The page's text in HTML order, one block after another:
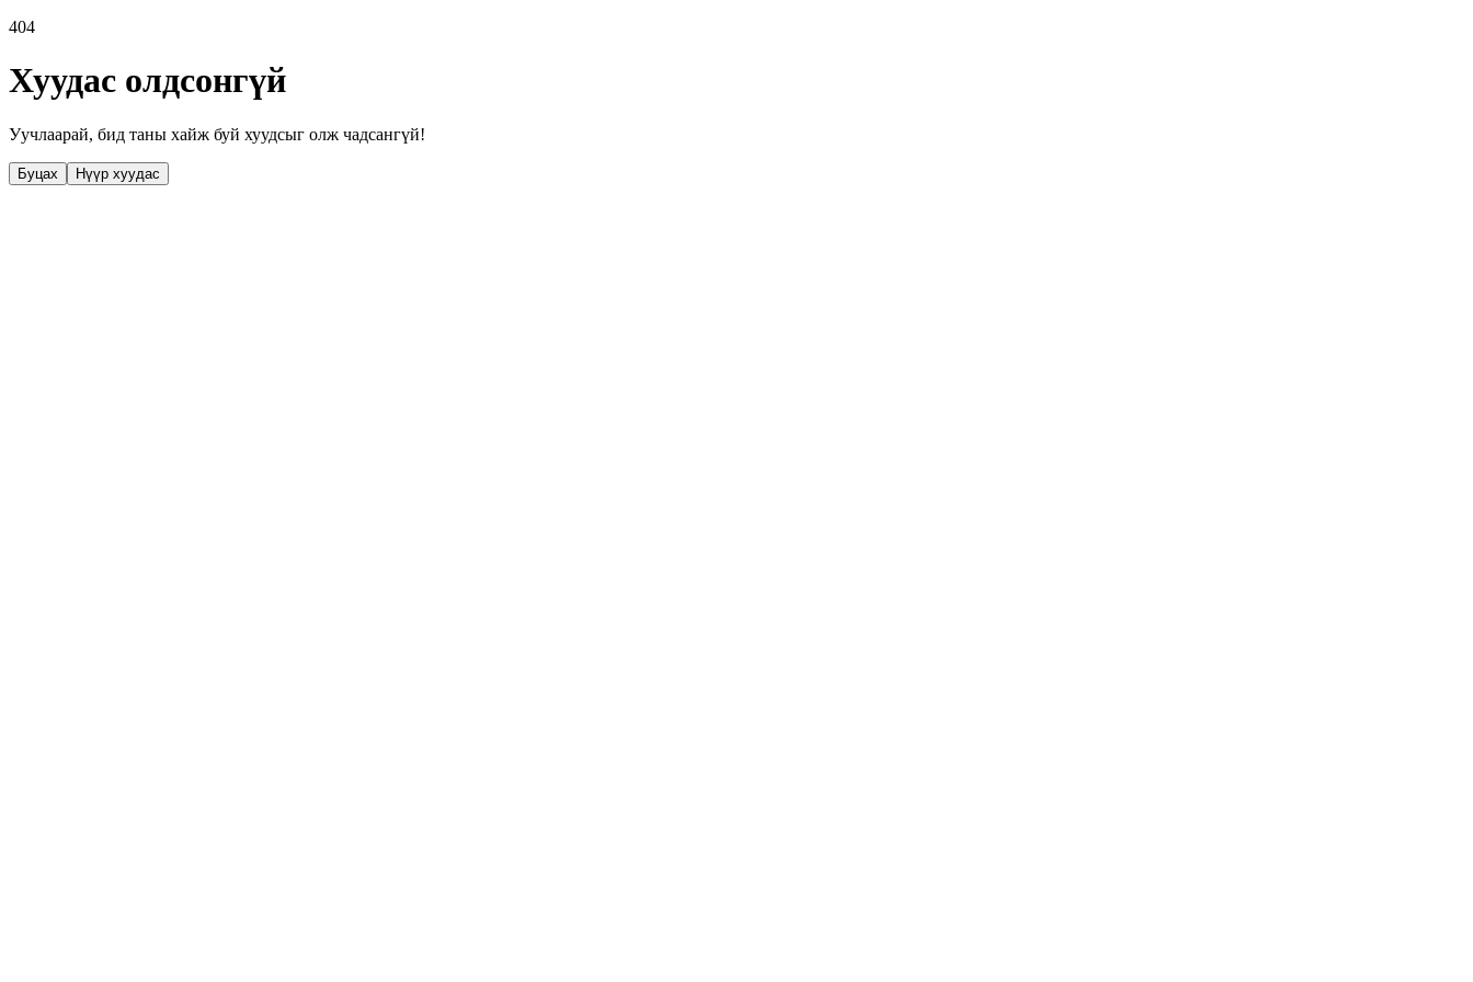
404
Хуудас олдсонгүй
Уучлаарай, бид таны хайж буй хуудсыг олж чадсангүй!
Буцах Нүүр хуудас